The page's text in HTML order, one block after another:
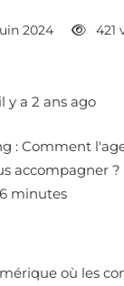
2024
421
y a 2 ans ago
: Comment
accompagner ?
minutes
où les